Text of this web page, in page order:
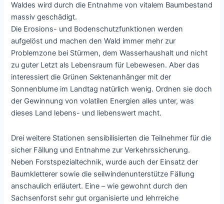
Waldes wird durch die Entnahme von vitalem Baumbestand
massiv geschädigt.
Die Erosions- und Bodenschutzfunktionen werden
aufgelöst und machen den Wald immer mehr zur
Problemzone bei Stürmen, dem Wasserhaushalt und nicht
zu guter Letzt als Lebensraum für Lebewesen. Aber das
interessiert die Grünen Sektenanhänger mit der
Sonnenblume im Landtag natürlich wenig. Ordnen sie doch
der Gewinnung von volatilen Energien alles unter, was
dieses Land lebens- und liebenswert macht.
Drei weitere Stationen sensibilisierten die Teilnehmer für die
sicher Fällung und Entnahme zur Verkehrssicherung.
Neben Forstspezialtechnik, wurde auch der Einsatz der
Baumkletterer sowie die seilwindenunterstütze Fällung
anschaulich erläutert. Eine – wie gewohnt durch den
Sachsenforst sehr gut organisierte und lehrreiche